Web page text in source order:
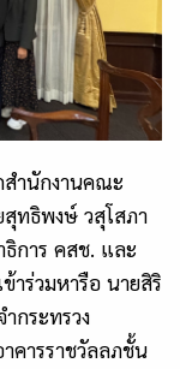
ำนักงานคณะ
ทธิพงษ์ วสุโสภา
การ คสช. และ
าร่วมหารือ นายสิริ
กระทรวง
คารราชวัลลภชั้น